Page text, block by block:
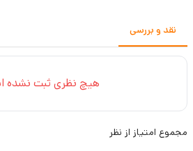
نقد و بررسی
مجموع امتیاز از نظر
هیچ نظری ثبت نشده